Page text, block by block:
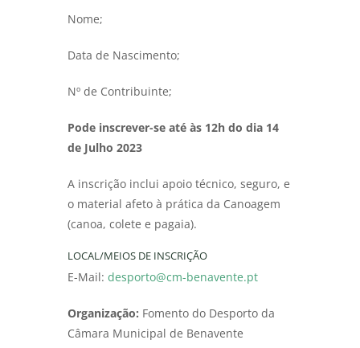
Nome;
Data de Nascimento;
Nº de Contribuinte;
Pode inscrever-se até às 12h do dia 14
de Julho 2023
A inscrição inclui apoio técnico, seguro, e
o material afeto à prática da Canoagem
(canoa, colete e pagaia).
LOCAL/MEIOS DE INSCRIÇÃO
E-Mail: desporto@cm-benavente.pt
Organização: Fomento do Desporto da
Câmara Municipal de Benavente